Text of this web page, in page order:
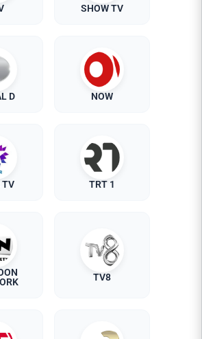
SHOW TV
D NOW
TV TRT 1
TV8